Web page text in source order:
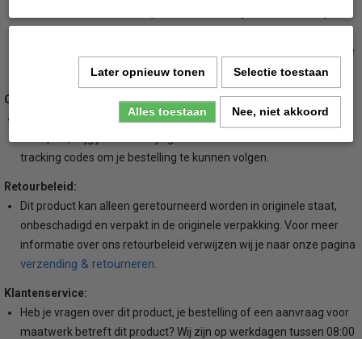
dan even contact met ons op. Voor meer informatie bekijk je onze
algemene voorwaarden.
Opvolging:
Bij zowel levering door DPD koerriersdiensten of door groot pallet
transport, krijg je van ons tijdig bericht met eventuele beschikbare
tracking codes om je bestelling te kunnen volgen.
Retourbeleid:
Dit product kan alleen geretourneerd worden in originele staat,
onbeschadigd en verpakt in de originele verpakking. Voor meer
informatie over ons retourbeleid verwijzen wij je naar onze pagina
verzending & retourneren.
Klantenservice:
Heb je vragen over dit product, je bestelling of een aanvraag voor
maatwerk betreft dit product? Wij zijn op werkdagen tussen 08:00
Later opnieuw tonen Selectie toestaan
Alles toestaan Nee, niet akkoord